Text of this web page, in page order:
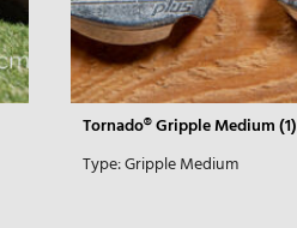
Tornado® Gripple Medium (1)
Type:Gripple Medium